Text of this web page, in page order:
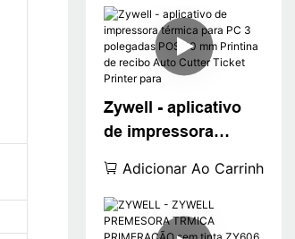
BILHA DE BILHA DE
PRINCRAÇÃO
Bluetooth POS
IMPRESSORA
USB+RS232+LAN+B
T
Zywell - aplicativo
de impressora
polegadas POS 80
mm Printina de
recibo Auto Cutter
Adicionar Ao Carrinho